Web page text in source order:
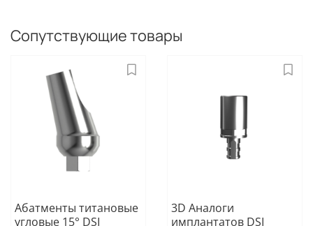
Сопутствующие товары
Абатменты титановые
угловые 15° DSI
3D Аналоги
имплантатов DSI